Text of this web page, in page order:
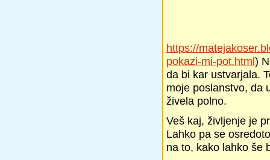
https://
pokazi-mi-pot.html)
da bi kar ustvarjala.
moje poslanstvo, da
živela polno.
Veš kaj, življenje je
Lahko pa se
na to, kako lahko še